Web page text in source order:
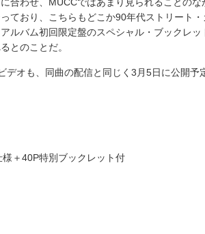
ており、こちらもどこか90年代ストリート・
ルバム初回限定盤のスペシャル・ブックレッ
とのことだ。
オも、同曲の配信と同じく3月5日に公開予
＋40P特別ブックレット付